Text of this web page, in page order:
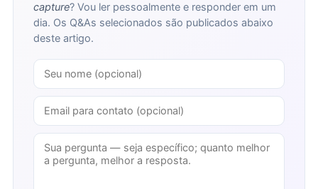
capture? Vou ler pessoalmente e responder em um
dia. Os Q&As selecionados são publicados abaixo
deste artigo.